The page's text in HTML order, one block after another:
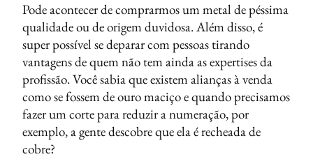
Pode acontecer de comprarmos um metal de péssima
qualidade ou de origem duvidosa. Além disso, é
super possível se deparar com pessoas tirando
vantagens de quem não tem ainda as expertises da
profissão. Você sabia que existem alianças à venda
como se fossem de ouro maciço e quando precisamos
fazer um corte para reduzir a numeração, por
exemplo, a gente descobre que ela é recheada de
cobre?